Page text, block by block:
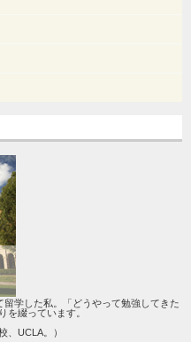
学した私。「どうやって勉強してきた
を綴っています。
、UCLA。）